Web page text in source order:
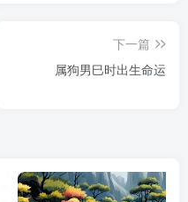
下一篇
属狗男巳时出生命运